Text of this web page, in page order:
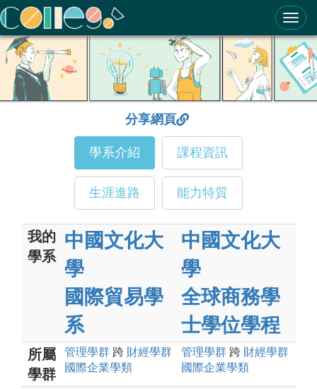
ColleGo! 大學選才與高中育才輔助系統
分享網頁
學系介紹 課程資訊
生涯進路 能力特質
我的
學系
中國文化大
學
國際貿易學
系
中國文化大
學
全球商務學
士學位學程
所屬
學群
管理學群 跨 財經學群
國際企業學類
管理學群 跨 財經學群
國際企業學類